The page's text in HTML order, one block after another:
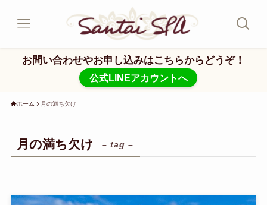
お問い合わせやお申し込みはこちらからどうぞ！
公式LINEアカウントへ
ホーム 月の満ち欠け
月の満ち欠け – tag –